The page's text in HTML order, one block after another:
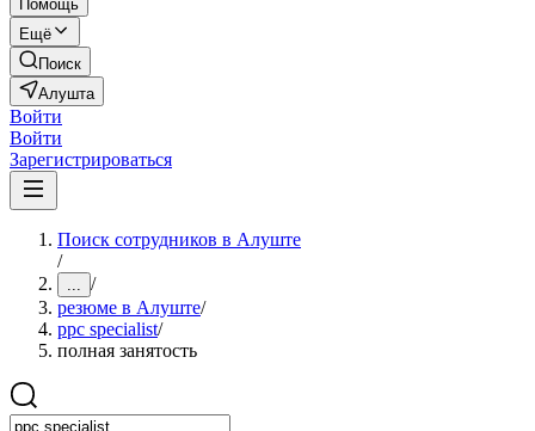
Помощь
Ещё
Поиск
Алушта
Войти
Войти
Зарегистрироваться
Поиск сотрудников в Алуште
/
... /
резюме в Алуште/
ppc specialist/
полная занятость